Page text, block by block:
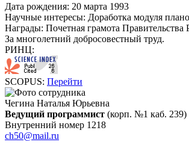
Дата рождения: 20 марта 1993
Научные интересы: Доработка модуля
Награды: Почетная грамота Правительства
За многолетний добросовестный труд.
РИНЦ:
SCOPUS: Перейти
Чегина Наталья Юрьевна
Ведущий программист (корп. №1 каб. 239)
Внутренний номер 1218
ch50@mail.ru